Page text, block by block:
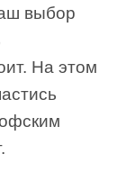
выбор
На этом